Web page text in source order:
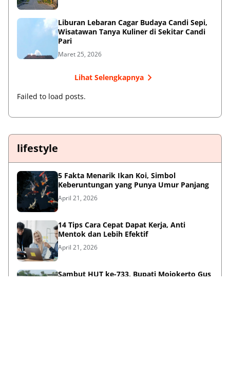
Liburan Lebaran Cagar Budaya Candi Sepi,
Wisatawan Tanya Kuliner di Sekitar Candi
Pari
Maret 25, 2026
Lihat Selengkapnya
Failed to load posts.
lifestyle
5 Fakta Menarik Ikan Koi, Simbol
Keberuntungan yang Punya Umur Panjang
April 21, 2026
14 Tips Cara Cepat Dapat Kerja, Anti
Mentok dan Lebih Efektif
April 21, 2026
Sambut HUT ke-733, Bupati Mojokerto Gus